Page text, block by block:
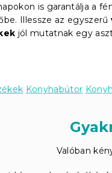
is garantálja a
Illessze az egyszerű
jól mutatnak egy
Konyhabútor
Valóban